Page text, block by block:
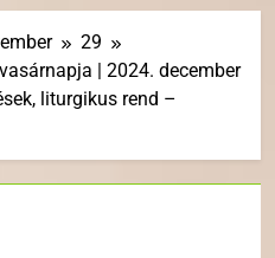
29
| 2024. december
liturgikus rend –